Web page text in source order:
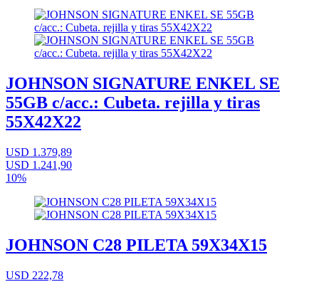
JOHNSON SIGNATURE ENKEL SE
55GB c/acc.: Cubeta. rejilla y tiras
55X42X22
USD 1.379,89
USD 1.241,90
10%
JOHNSON C28 PILETA 59X34X15
USD 222,78